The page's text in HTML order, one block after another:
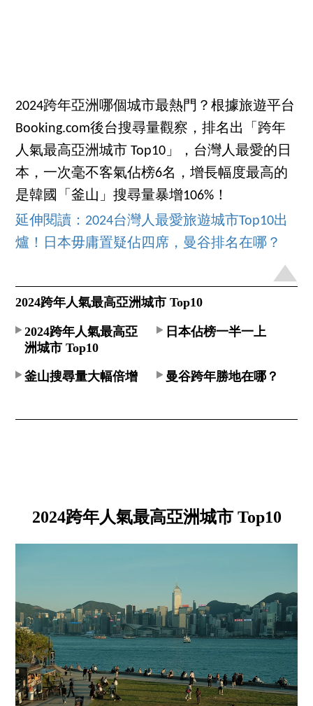
2024跨年亞洲哪個城市最熱門？根據旅遊平台
Booking.com後台搜尋量觀察，排名出「跨年
人氣最高亞洲城市 Top10」，台灣人最愛的日
本，一次毫不客氣佔榜6名，增長幅度最高的
是韓國「釜山」搜尋量暴增106%！
延伸閱讀：2024台灣人最愛旅遊城市Top10出
爐！日本毋庸置疑佔四席，曼谷排名在哪？
2024跨年人氣最高亞洲城市 Top10
2024跨年人氣最高亞
洲城市 Top10
日本佔榜一半一上
釜山搜尋量大幅倍增 曼谷跨年勝地在哪？
2024跨年人氣最高亞洲城市 Top10